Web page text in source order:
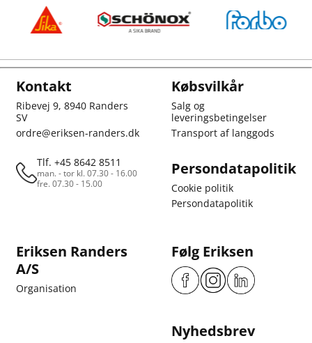
Kontakt
Ribevej 9, 8940 Randers
SV
ordre@eriksen-randers.dk
Tlf. +45 8642 8511
man. - tor kl. 07.30 - 16.00
fre. 07.30 - 15.00
Købsvilkår
Salg og
leveringsbetingelser
Transport af langgods
Persondatapolitik
Cookie politik
Persondatapolitik
Eriksen Randers
A/S
Organisation
Følg Eriksen
Nyhedsbrev